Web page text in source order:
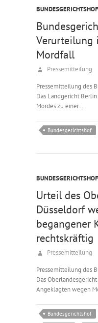
BUNDESGERICHTSHOF
Verurteilung
Mordfall
Pressemitteilung
Pressemitteilung des
Das Landgericht
Mordes zu einer…
Bundesgerichtshof
BUNDESGERICHTSHOF
Urteil des
Düsseldorf
begangener
rechtskräftig
Pressemitteilung
Pressemitteilung des
Das
Angeklagten wegen
Bundesgerichtshof